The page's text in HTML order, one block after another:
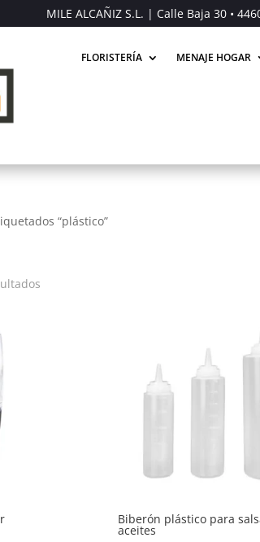
MILE ALCAÑIZ S.L. | Calle Baja 30 •
FLORISTERÍA MENAJE HOGAR
“plástico”
Biberón plástico para
aceites